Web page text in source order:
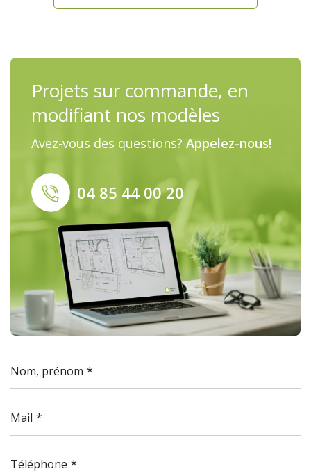
Projets sur commande, en
modifiant nos modèles
Avez-vous des questions? Appelez-nous!
04 85 44 00 20
Nom, prénom
Mail
Téléphone